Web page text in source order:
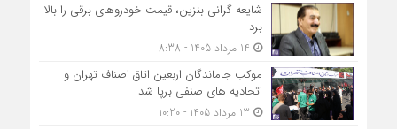
شایعه گرانی بنزین، قیمت خودروهای برقی را بالا
برد
موکب جاماندگان اربعین اتاق اصناف تهران و
اتحادیه های صنفی برپا شد